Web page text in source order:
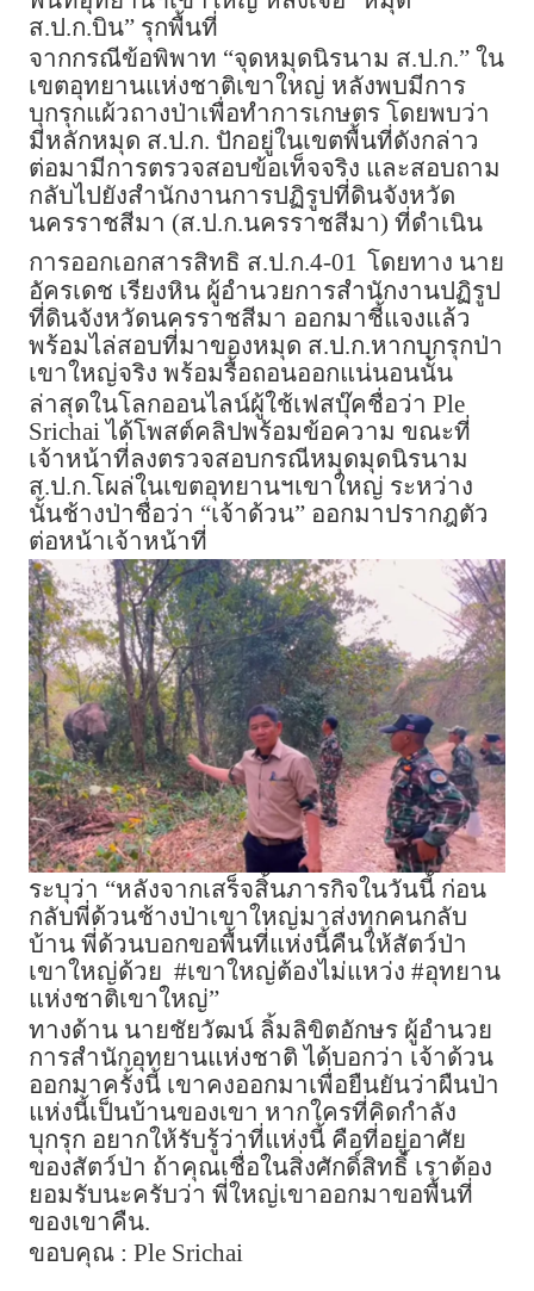
ส.ป.ก.บิน” รุกพื้นที่
จากกรณีข้อพิพาท “จุดหมุดนิรนาม ส.ป.ก.” ใน
เขตอุทยานแห่งชาติเขาใหญ่ หลังพบมีการ
บุกรุกแผ้วถางป่าเพื่อทำการเกษตร โดยพบว่า
มีหลักหมุด ส.ป.ก. ปักอยู่ในเขตพื้นที่ดังกล่าว
ต่อมามีการตรวจสอบข้อเท็จจริง และสอบถาม
กลับไปยังสำนักงานการปฏิรูปที่ดินจังหวัด
นครราชสีมา (ส.ป.ก.นครราชสีมา) ที่ดำเนิน
การออกเอกสารสิทธิ ส.ป.ก.4-01 โดยทาง นาย
อัครเดช เรียงหิน ผู้อำนวยการสำนักงานปฏิรูป
ที่ดินจังหวัดนครราชสีมา ออกมาชี้แจงแล้ว
พร้อมไล่สอบที่มาของหมุด ส.ป.ก.หากบุกรุกป่า
เขาใหญ่จริง พร้อมรื้อถอนออกแน่นอนนั้น
ล่าสุดในโลกออนไลน์ผู้ใช้เฟสบุ๊คชื่อว่า Ple
Srichai ได้โพสต์คลิปพร้อมข้อความ ขณะที่
เจ้าหน้าที่ลงตรวจสอบกรณีหมุดมุดนิรนาม
ส.ป.ก.โผล่ในเขตอุทยานฯเขาใหญ่ ระหว่าง
นั้นช้างป่าชื่อว่า “เจ้าด้วน” ออกมาปรากฎตัว
ต่อหน้าเจ้าหน้าที่
ระบุว่า “หลังจากเสร็จสิ้นภารกิจในวันนี้ ก่อน
กลับพี่ด้วนช้างป่าเขาใหญ่มาส่งทุกคนกลับ
บ้าน พี่ด้วนบอกขอพื้นที่แห่งนี้คืนให้สัตว์ป่า
เขาใหญ่ด้วย #เขาใหญ่ต้องไม่แหว่ง #อุทยาน
แห่งชาติเขาใหญ่”
ทางด้าน นายชัยวัฒน์ ลิ้มลิขิตอักษร ผู้อำนวย
การสำนักอุทยานแห่งชาติ ได้บอกว่า เจ้าด้วน
ออกมาครั้งนี้ เขาคงออกมาเพื่อยืนยันว่าผืนป่า
แห่งนี้เป็นบ้านของเขา หากใครที่คิดกำลัง
บุกรุก อยากให้รับรู้ว่าที่แห่งนี้ คือที่อยู่อาศัย
ของสัตว์ป่า ถ้าคุณเชื่อในสิ่งศักดิ์สิทธิ์ เราต้อง
ยอมรับนะครับว่า พี่ใหญ่เขาออกมาขอพื้นที่
ของเขาคืน.
ขอบคุณ : Ple Srichai